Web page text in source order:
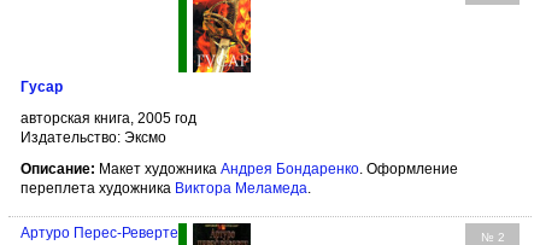
Гусар
авторская книга, 2005 год
Издательство: Эксмо
Описание: Макет художника Андрея Бондаренко . Оформление
переплета художника Виктора Меламеда
№ 2
Артуро Перес-Реверте